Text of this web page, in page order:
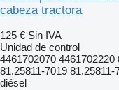
cabeza tractora
125 € Sin IVA
Unidad de control
4461702070 4461702220
81.25811-7019 81.25811-
diésel